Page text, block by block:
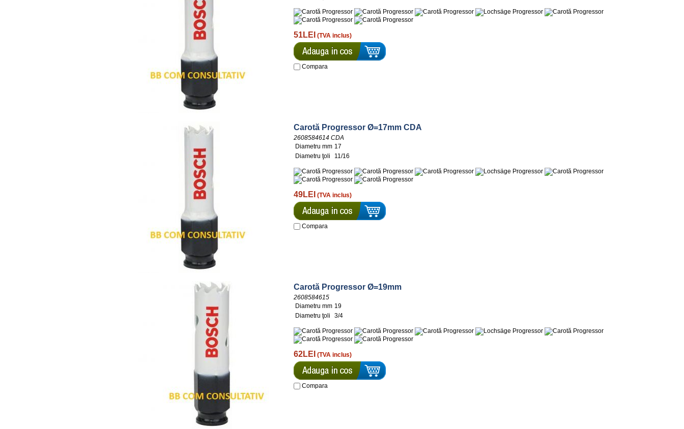
51LEI (TVA inclus)
Compara
Carotă Progressor Ø=17mm CDA
2608584614 CDA
Diametru mm 17
Diametru ţoli
11/16
49LEI (TVA inclus)
Compara
Carotă Progressor Ø=19mm
2608584615
Diametru mm 19
Diametru ţoli
3/4
62LEI (TVA inclus)
Compara